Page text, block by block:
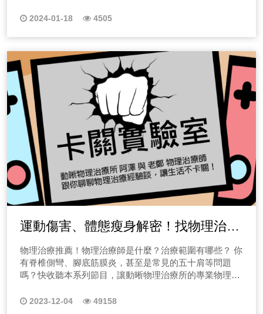
而言，肩膀的線條應該自然落在約10到15度的範圍內，這
人的骨骼結構和肌肉發達程度不同，所以還需根據個人的
情況來調整，完整內容歡迎收聽節目！ 瘦身迷思6｜關於
馬甲線到底該怎麼練呢？ 腹部的馬甲線一直是健身界中
許多人追求的目標之一。想要練出明顯的馬甲線，常常需
要減脂和增肌兩大關鍵步驟。然而，對於許多人來說，如
何在腹部線條上取得更顯著的效果仍然是一個挑戰。在本
次節目中，我們將探討如何透過適當的飲食和訓練方式，
以及了解肌肉與脂肪的分佈，來有效地練出馬甲線，請一
定要完整收聽節目唷！ 持續更新中，本節目由 動晰物理
治療所｜卡關實驗室 與 ListenContent有感說 共同製作，
歡迎分享，也請標註連結，若有合作需求歡迎透過連絡我
們聯繫！
再開始這個音檔的播放。 四、讓睡眠瑜珈成為固定作息
可以把這個音檔當作放鬆全身的練習，祝你 一夜好眠、一
夜能眠。 針對【半夜02點、03點｜恢復睡眠】方針 相信
有不少上班族們到了半夜兩三點，仍在床上翻來覆去，怎
麼樣都無法入睡，偏偏隨著起床時間越來越近，導致你的
睡眠壓力越來越大！那該怎麼辦呢？馬上點選上方圖片收
聽引導！ 針對【凌晨05點、06點｜飽滿精神】方針 天快
亮了還睡不著嗎？擔心明早要開會沒精神嗎？放輕鬆！讓
我們跟著IVY老師來一場睡眠瑜珈，讓身體與思緒跟著IVY
老師遠行至夢境中，聽著節目好好的來場睡眠吧！ 針對
【常常過度焦慮者的內在慈悲練習】方針 總是焦慮的翻來
覆去嗎？緊繃的身心靈快要撕裂了嗎？想放下焦慮先學習
放過自己，探詢你的內在慈悲，讓我們跟著IVY老師來一
場內在慈悲練習，讓身體與思緒跟著IVY老師遠行至夢境
易孤單的接通能量管道】方針 總覺得缺乏支持感，找不到
IVY老師來透過冥想學會接通能量管道！讓身體與思緒跟
著IVY老師遠行至夢境中，聽著節目好好的來場睡眠吧！
睡覺時容易覺得孤單嗎？總覺得自己就是只有一個人嗎？
暖支持感冥想練習！ 睡覺時總是覺得身體緊繃，無法真
香，如果其中的故事讓妳有感，歡迎聯絡芳療選香師
都會很有感！在前幾個月是考試的季節，有很多父母的孩
子面臨大考時都會有情緒上的壓力，感到緊張，有些甚至
出現睡眠不好的狀況。許多父母問我有沒有芳香療法精油
可以協助改善這樣的情況。 (一)如何選擇擴香方式？ 我們
會提到幾個擴香精油的方法給大家參考。 1.水氧機或擴香
儀 首先可以使用水氧機或擴香儀，這樣就可以直接吸入精
油的芳香分子。另外，如果你沒有這些器材，也可以調和
植物油塗抹在身上。 2.泡澡與蒸氣擴香 另外一個選擇是泡
澡，當我們泡澡的時候，除了皮膚能吸收精油，我們也可
以通過蒸氣吸入精油。 ◆芳香療法精油舒緩「焦慮情
緒」配方有哪些？ 針對這樣的狀況，我會針對能協助平撫
情緒焦慮，讓情緒更鎮定的幾套芳香療法，可以分為白天
和睡前去使用。 (一)白天使用芳樟精油 建議在白天的時候
定有幫助。 (二)讀書或工作時使用檸檬與迷迭香精油 在孩
可以協助提升專注力和知識吸收力。 (三)睡前可以使用甜
橙精油加入真正薰衣草精油 在睡眠方面，建議在孩子上床
後，或是準備上床前可以使用甜橙精油加真正薰衣草精
個案，他們實際使用之後的反饋都是很好的。孩子們在讀
2024-01-18 4505
運動傷害、體態瘦身解密！找物理治療
師有用嗎？專業解析讓身體不卡關！
物理治療推薦！物理治療師是什麼？治療範圍有哪些？ 你
有脊椎側彎、腳底筋膜炎，甚至是常見的五十肩等問題
嗎？快收聽本系列節目，讓動晰物理治療所的專業物理治
卡關實驗室是由「動晰物理治療所」的兩位物理治療師
2023-12-04 49158